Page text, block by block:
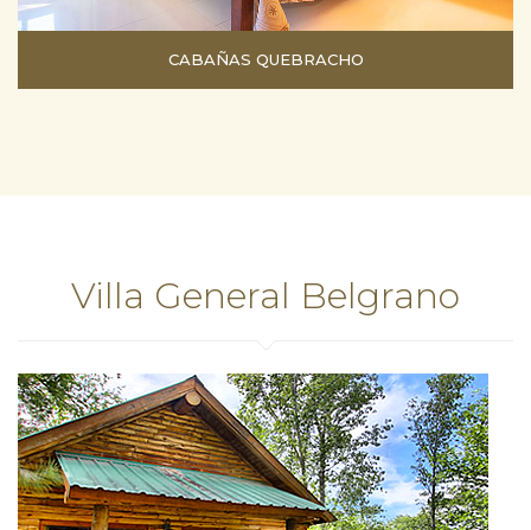
CABAÑAS QUEBRACHO
Villa General Belgrano